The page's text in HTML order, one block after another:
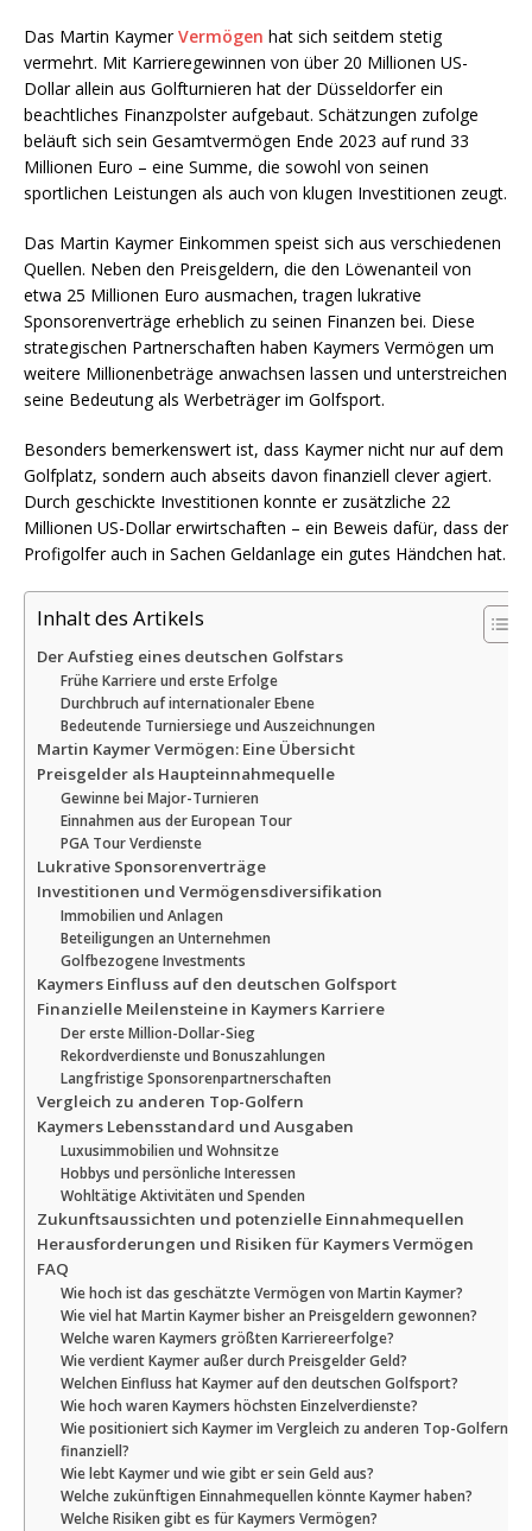
Das Martin KaymerVermögen hat sich seitdem stetig
vermehrt. Mit Karrieregewinnen von über 20 Millionen US-
Dollar allein aus Golfturnieren hat der Düsseldorfer ein
beachtliches Finanzpolster aufgebaut. Schätzungen zufolge
beläuft sich sein Gesamtvermögen Ende 2023 auf rund 33
Millionen Euro – eine Summe, die sowohl von seinen
sportlichen Leistungen als auch von klugen Investitionen zeugt.
Das Martin Kaymer Einkommen speist sich aus verschiedenen
Quellen. Neben den Preisgeldern, die den Löwenanteil von
etwa 25 Millionen Euro ausmachen, tragen lukrative
Sponsorenverträge erheblich zu seinen Finanzen bei. Diese
strategischen Partnerschaften haben Kaymers Vermögen um
weitere Millionenbeträge anwachsen lassen und unterstreichen
seine Bedeutung als Werbeträger im Golfsport.
Besonders bemerkenswert ist, dass Kaymer nicht nur auf dem
Golfplatz, sondern auch abseits davon finanziell clever agiert.
Durch geschickte Investitionen konnte er zusätzliche 22
Millionen US-Dollar erwirtschaften – ein Beweis dafür, dass der
Profigolfer auch in Sachen Geldanlage ein gutes Händchen hat.
Inhalt des Artikels
Der Aufstieg eines deutschen Golfstars
Frühe Karriere und erste Erfolge
Durchbruch auf internationaler Ebene
Bedeutende Turniersiege und Auszeichnungen
Martin Kaymer Vermögen: Eine Übersicht
Preisgelder als Haupteinnahmequelle
Gewinne bei Major-Turnieren
Einnahmen aus der European Tour
PGA Tour Verdienste
Lukrative Sponsorenverträge
Investitionen und Vermögensdiversifikation
Immobilien und Anlagen
Beteiligungen an Unternehmen
Golfbezogene Investments
Kaymers Einfluss auf den deutschen Golfsport
Finanzielle Meilensteine in Kaymers Karriere
Der erste Million-Dollar-Sieg
Rekordverdienste und Bonuszahlungen
Langfristige Sponsorenpartnerschaften
Vergleich zu anderen Top-Golfern
Kaymers Lebensstandard und Ausgaben
Luxusimmobilien und Wohnsitze
Hobbys und persönliche Interessen
Wohltätige Aktivitäten und Spenden
Zukunftsaussichten und potenzielle Einnahmequellen
Herausforderungen und Risiken für Kaymers Vermögen
FAQ
Wie hoch ist das geschätzte Vermögen von Martin Kaymer?
Wie viel hat Martin Kaymer bisher an Preisgeldern gewonnen?
Welche waren Kaymers größten Karriereerfolge?
Wie verdient Kaymer außer durch Preisgelder Geld?
Welchen Einfluss hat Kaymer auf den deutschen Golfsport?
Wie hoch waren Kaymers höchsten Einzelverdienste?
Wie positioniert sich Kaymer im Vergleich zu anderen Top-Golfern
finanziell?
Wie lebt Kaymer und wie gibt er sein Geld aus?
Welche zukünftigen Einnahmequellen könnte Kaymer haben?
Welche Risiken gibt es für Kaymers Vermögen?